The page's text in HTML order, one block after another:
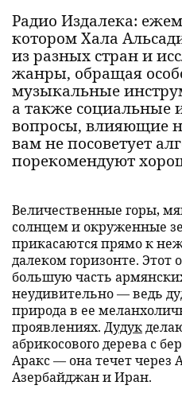
Радио Издалека:
котором Хала
из разных стран и
жанры, обращая
музыкальные
а также социальные
вопросы, влияющие
вам не посоветует
порекомендуют
Величественные горы,
солнцем и окруженные
прикасаются прямо к
далеком горизонте. Этот
большую часть
неудивительно — ведь
природа в ее
проявлениях. Дудук
абрикосового дерева с
Аракс — она течет
Азербайджан и Иран.